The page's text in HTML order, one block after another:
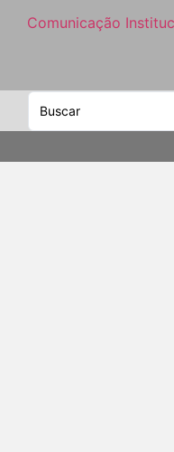
Comunicação